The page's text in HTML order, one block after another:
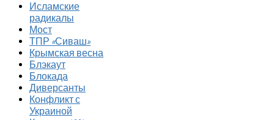
Исламские
радикалы
Мост
ТПР «Сиваш»
Крымская весна
Блэкаут
Блокада
Диверсанты
Конфликт с
Украиной